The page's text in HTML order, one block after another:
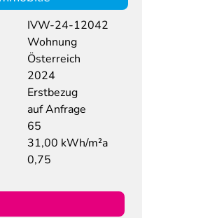
IVW-24-12042
Wohnung
Österreich
2024
Erstbezug
auf Anfrage
65
31,00 kWh/m²a
0,75